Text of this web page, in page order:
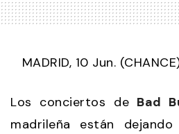
MADRID, 10 Jun.
Los conciertos de Bad
madrileña están